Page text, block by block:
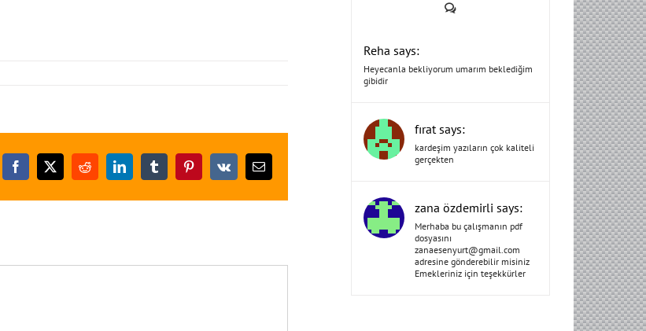
Facebook
X RedditLinkedInTumblrPinterest
Vk
E-
posta
Yorum
Reha says:
Heyecanla bekliyorum umarım beklediğim
gibidir
fırat says:
kardeşim yazıların çok kaliteli
gerçekten
zana özdemirli says:
Merhaba bu çalışmanın pdf
dosyasını
zanaesenyurt@gmail.com
adresine gönderebilir misiniz
Emekleriniz için teşekkürler